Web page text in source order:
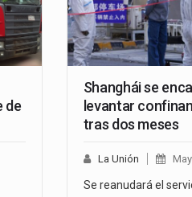
de
Shanghái se
levantar
tras dos meses
La Unión
Se reanudará el